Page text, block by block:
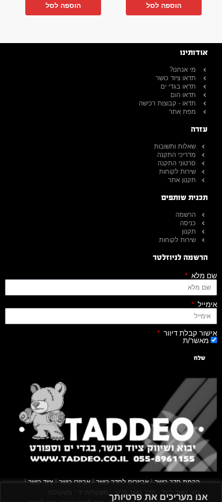
אנו מעריכים את פרטיותך
הוספה לסל הוספה לסל
אודותינו
מי אנחנו?
תדאו ציוד כושר
תדאו בגדי ים
תדאו הום
תדאו - קבוצות רכישה
מפת אתר
עזרה
שאלות ותשובות
מדריכי התקנה
סרטוני התקנה
שירות לקוחות
תקנון אתר
תכנית שותפים
הרשמה
כניסה
תקנון
שירות לקוחות
הרשמה לניוזלטר
שם מלא
אימייל
אישור קבלת דיוור
מאשר/ת
שלח
הקמת חדר כושר|אביזרים לחדר כושר|אביזרי כושר|ציוד כושר|
ציוד כושר ביתי חדר כושר פרטי משקולות יד
משקולות